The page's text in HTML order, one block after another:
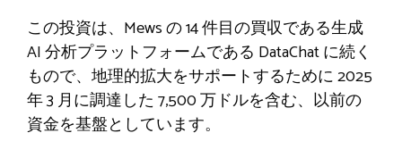
この投資は、Mews の 14 件目の買収である生成
AI 分析プラットフォームである DataChat に続く
もので、地理的拡大をサポートするために 2025
年 3 月に調達した 7,500 万ドルを含む、以前の
資金を基盤としています。